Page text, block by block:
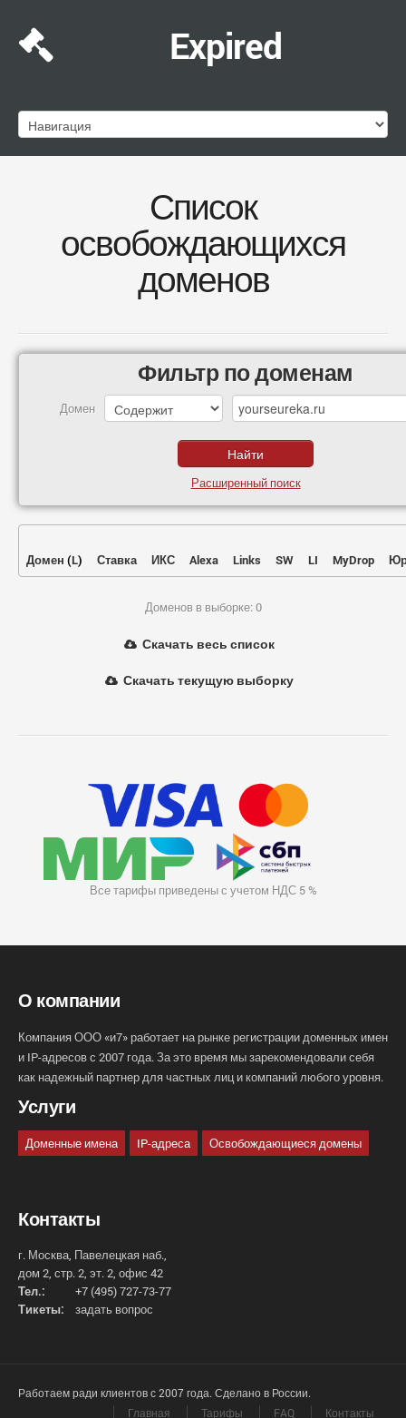
Expired
Список
освобождающихся
доменов
Фильтр по доменам
Домен
Расширенный поиск
Домен (L) Ставка ИКС Alexa Links SW LI MyDrop
Доменов в выборке: 0
Скачать весь список
Скачать текущую выборку
Все тарифы приведены с учетом НДС 5 %
О компании
Компания ООО «и7» работает на рынке регистрации доменных имен
и IP-адресов с 2007 года. За это время мы зарекомендовали себя
как надежный партнер для частных лиц и компаний любого уровня.
Услуги
Доменные имена IP-адреса Освобождающиеся домены
Контакты
г. Москва, Павелецкая наб.,
дом 2, стр. 2, эт. 2, офис 42
Тел.:
+7 (495) 727-73-77
Тикеты:
задать вопрос
Работаем ради клиентов с 2007 года. Сделано в России.
Главная
Тарифы FAQ Контакты